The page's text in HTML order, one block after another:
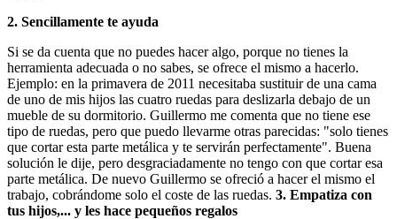
2. Sencillamente te ayuda
Si se da cuenta que no puedes hacer algo, porque no tienes la
herramienta adecuada o no sabes, se ofrece el mismo a hacerlo.
Ejemplo: en la primavera de 2011 necesitaba sustituir de una cama
de uno de mis hijos las cuatro ruedas para deslizarla debajo de un
mueble de su dormitorio. Guillermo me comenta que no tiene ese
tipo de ruedas, pero que puedo llevarme otras parecidas: "solo tienes
que cortar esta parte metálica y te servirán perfectamente". Buena
solución le dije, pero desgraciadamente no tengo con que cortar esa
parte metálica. De nuevo Guillermo se ofreció a hacer el mismo el
trabajo, cobrándome solo el coste de las ruedas. 3. Empatiza con
tus hijos,... y les hace pequeños regalos